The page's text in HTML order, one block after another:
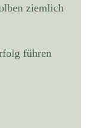
ziemlich
führen